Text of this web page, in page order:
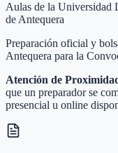
Aulas de la Universidad
de Antequera
Preparación oficial y
Antequera para la
Atención de
que un preparador se
presencial u online